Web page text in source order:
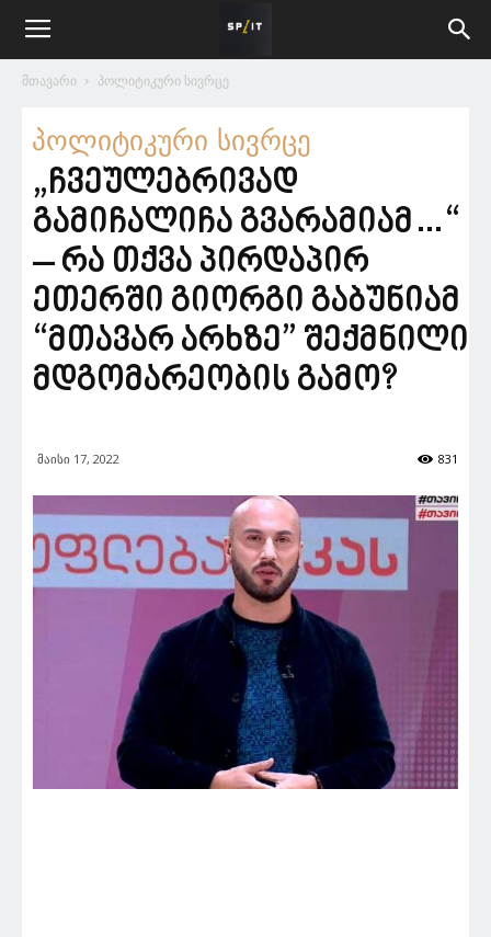
მთავარი პოლიტიკური სივრცე
პოლიტიკური სივრცე
„ჩვეულებრივად
გამიჩალიჩა გვარამიამ…“
– რა თქვა პირდაპირ
ეთერში გიორგი გაბუნიამ
“მთავარ არხზე” შექმნილი
მდგომარეობის გამო?
მაისი 17, 2022 831